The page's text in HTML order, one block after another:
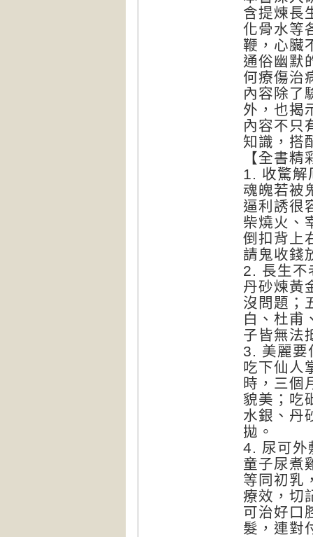
含提煉長
化骨水等
鞭，心臟
通俗幽默
何療傷治
內容除了
外，也揭
內容不只
知識，搭
【全書精
1. 收驚解
魂魄若被
逼利誘很
柴燒火、
倒扣背上
請鬼收錢
2. 長生不
丹砂煉黃
沒問題；
白、杜甫
子皆無法
3. 美麗要
吃下仙人
時，三個
貌美；吃
水銀、丹
拋。
4. 尿可外
童子尿煮
等同初乳
療效，切
可治好口
髮，連對